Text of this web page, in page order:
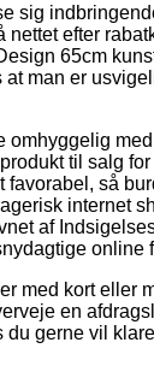
sig
nettet efter
65cm
man er
omhyggelig
til salg
favorabel, så
internet
af
online
med kort eller
en
gerne vil